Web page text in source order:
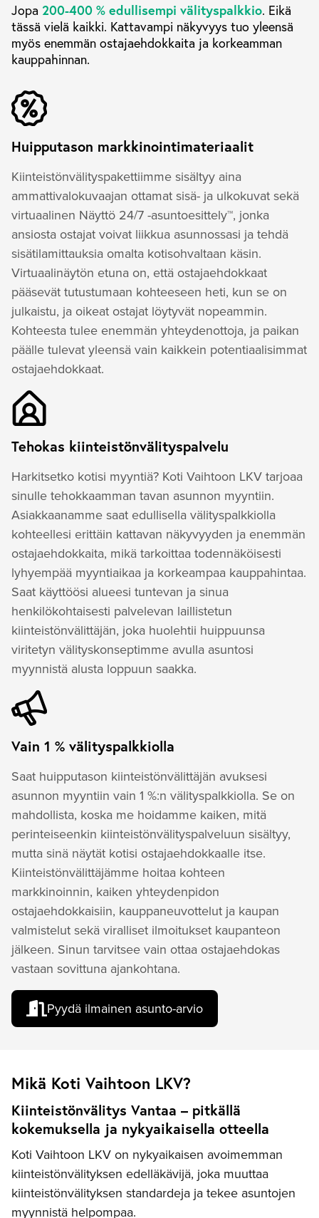
Jopa 200-400 % edullisempi välityspalkkio. Eikä
tässä vielä kaikki. Kattavampi näkyvyys tuo yleensä
myös enemmän ostajaehdokkaita ja korkeamman
kauppahinnan.
Huipputason markkinointimateriaalit
Kiinteistönvälityspakettiimme sisältyy aina
ammattivalokuvaajan ottamat sisä- ja ulkokuvat sekä
virtuaalinen Näyttö 24/7 -asuntoesittely™, jonka
ansiosta ostajat voivat liikkua asunnossasi ja tehdä
sisätilamittauksia omalta kotisohvaltaan käsin.
Virtuaalinäytön etuna on, että ostajaehdokkaat
pääsevät tutustumaan kohteeseen heti, kun se on
julkaistu, ja oikeat ostajat löytyvät nopeammin.
Kohteesta tulee enemmän yhteydenottoja, ja paikan
päälle tulevat yleensä vain kaikkein potentiaalisimmat
ostajaehdokkaat.
Tehokas kiinteistönvälityspalvelu
Harkitsetko kotisi myyntiä? Koti Vaihtoon LKV tarjoaa
sinulle tehokkaamman tavan asunnon myyntiin.
Asiakkaanamme saat edullisella välityspalkkiolla
kohteellesi erittäin kattavan näkyvyyden ja enemmän
ostajaehdokkaita, mikä tarkoittaa todennäköisesti
lyhyempää myyntiaikaa ja korkeampaa kauppahintaa.
Saat käyttöösi alueesi tuntevan ja sinua
henkilökohtaisesti palvelevan laillistetun
kiinteistönvälittäjän, joka huolehtii huippuunsa
viritetyn välityskonseptimme avulla asuntosi
myynnistä alusta loppuun saakka.
Vain 1 % välityspalkkiolla
Saat huipputason kiinteistönvälittäjän avuksesi
asunnon myyntiin vain 1 %:n välityspalkkiolla. Se on
mahdollista, koska me hoidamme kaiken, mitä
perinteiseenkin kiinteistönvälityspalveluun sisältyy,
mutta sinä näytät kotisi ostajaehdokkaalle itse.
Kiinteistönvälittäjämme hoitaa kohteen
markkinoinnin, kaiken yhteydenpidon
ostajaehdokkaisiin, kauppaneuvottelut ja kaupan
valmistelut sekä viralliset ilmoitukset kaupanteon
jälkeen. Sinun tarvitsee vain ottaa ostajaehdokas
vastaan sovittuna ajankohtana.
Pyydä ilmainen asunto-arvio
Mikä Koti Vaihtoon LKV?
Kiinteistönvälitys Vantaa – pitkällä
kokemuksella ja nykyaikaisella otteella
Koti Vaihtoon LKV on nykyaikaisen avoimemman
kiinteistönvälityksen edelläkävijä, joka muuttaa
kiinteistönvälityksen standardeja ja tekee asuntojen
myynnistä helpompaa.